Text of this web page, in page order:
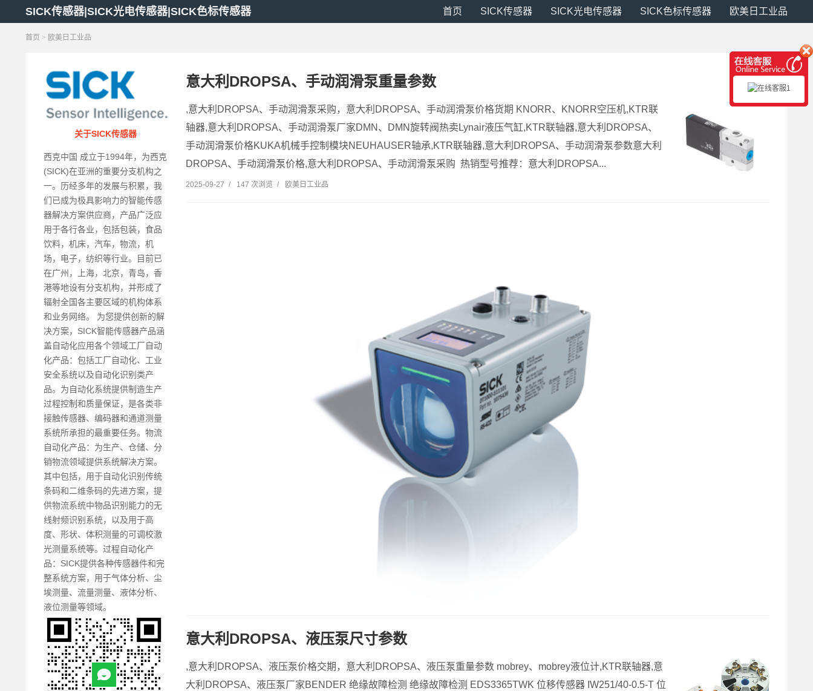
SICK传感器|SICK光电传感器|SICK色标传感器 首页 SICK传感器 SICK光电传感器 SICK色标传感器 欧美日工业品
首页 > 欧美日工业品
关于SICK传感器
西克中国 成立于1994年，为西克
(SICK)在亚洲的重要分支机构之
一。历经多年的发展与积累，我
们已成为极具影响力的智能传感
器解决方案供应商，产品广泛应
用于各行各业，包括包装，食品
饮料，机床，汽车，物流，机
场，电子，纺织等行业。目前已
在广州，上海，北京，青岛，香
港等地设有分支机构，并形成了
辐射全国各主要区域的机构体系
和业务网络。 为您提供创新的解
决方案，SICK智能传感器产品涵
盖自动化应用各个领域工厂自动
化产品：包括工厂自动化、工业
安全系统以及自动化识别类产
品。为自动化系统提供制造生产
过程控制和质量保证，是各类非
接触传感器、编码器和通道测量
系统所承担的最重要任务。物流
自动化产品：为生产、仓储、分
销物流领域提供系统解决方案。
其中包括，用于自动化识别传统
条码和二维条码的先进方案，提
供物流系统中物品识别能力的无
线射频识别系统，以及用于高
度、形状、体积测量的可调校激
光测量系统等。过程自动化产
品：SICK提供各种传感器件和完
整系统方案，用于气体分析、尘
埃测量、流量测量、液体分析、
液位测量等领域。
意大利DROPSA、手动润滑泵重量参数
,意大利DROPSA、手动润滑泵采购，意大利DROPSA、手动润滑泵价格货期 KNORR、KNORR空压机,KTR联
轴器,意大利DROPSA、手动润滑泵厂家DMN、DMN旋转阀热卖Lynair液压气缸,KTR联轴器,意大利DROPSA、
手动润滑泵价格KUKA机械手控制模块NEUHAUSER轴承,KTR联轴器,意大利DROPSA、手动润滑泵参数意大利
DROPSA、手动润滑泵价格,意大利DROPSA、手动润滑泵采购 热销型号推荐：意大利DROPSA...
2025-09-27 / 147 次浏览 / 欧美日工业品
意大利DROPSA、液压泵尺寸参数
,意大利DROPSA、液压泵价格交期，意大利DROPSA、液压泵重量参数 mobrey、mobrey液位计,KTR联轴器,意
大利DROPSA、液压泵厂家BENDER 绝缘故障检测 绝缘故障检测 EDS3365TWK 位移传感器 IW251/40-0.5-T 位